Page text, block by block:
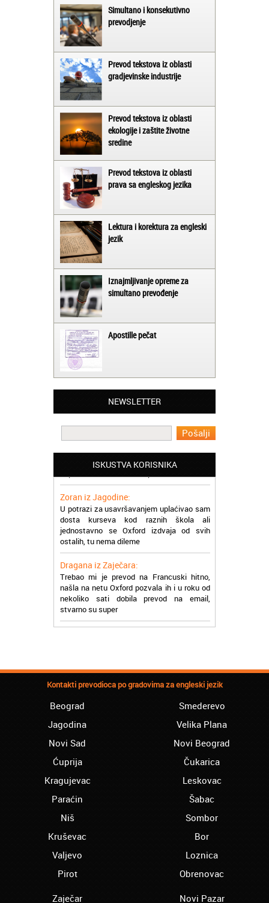
Simultano i konsekutivno
prevodjenje
Prevod tekstova iz oblasti
gradjevinske industrije
Prevod tekstova iz oblasti
ekologije i zaštite životne
sredine
Prevod tekstova iz oblasti
prava sa engleskog jezika
Lektura i korektura za engleski
jezik
Iznajmljivanje opreme za
simultano prevođenje
Apostille pečat
NEWSLETTER
ISKUSTVA KORISNIKA
Jelena iz Niša:
Mogu da pohvalim sve zaposlene u
Akademiji Oxford u Nišu jer su stvarno
profesionalni i prenose znanje na odličan
Milica iz Beograda:
Zahvaljujuću akademiji Oxford ja se
Zoran iz Jagodine:
U potrazi za usavršavanjem uplaćivao sam
dosta kurseva kod raznih škola ali
jednostavno se Oxford izdvaja od svih
ostalih, tu nema dileme
Dragana iz Zaječara:
Trebao mi je prevod na Francuski hitno,
našla na netu Oxford pozvala ih i u roku od
nekoliko sati dobila prevod na email,
stvarno su super
Petar iz Paraćina:
Završio kurs za automehaničara, zaposlio
se, ja ljudi ne znam šta bi radio sada da ne
Najbolji knjigovodstveni program! Sa
lakoćom sam savladala tromesečni kurs
Dragan iz Čačka:
Retko gde može da se nađe prava
profesionalnost u našoj zemlji i naravno
Mica iz Smedereva:
srednju školu preko akademije Oxford,
Mogu samo da Vam poželim sve najbolje i
Hvala Vam Puno
mislim da je odlicno što na jednom mestu
mogu da nađem usluge prevođenja za
razlicite jezike, i da ne moram da šetam od
Kontakti prevodioca po gradovima za engleski jezik
Beograd
Jagodina
Novi Sad
Ćuprija
Kragujevac
Paraćin
Niš
Kruševac
Valjevo
Pirot
Smederevo
Velika Plana
Novi Beograd
Čukarica
Leskovac
Šabac
Sombor
Bor
Loznica
Obrenovac
Zaječar Novi Pazar